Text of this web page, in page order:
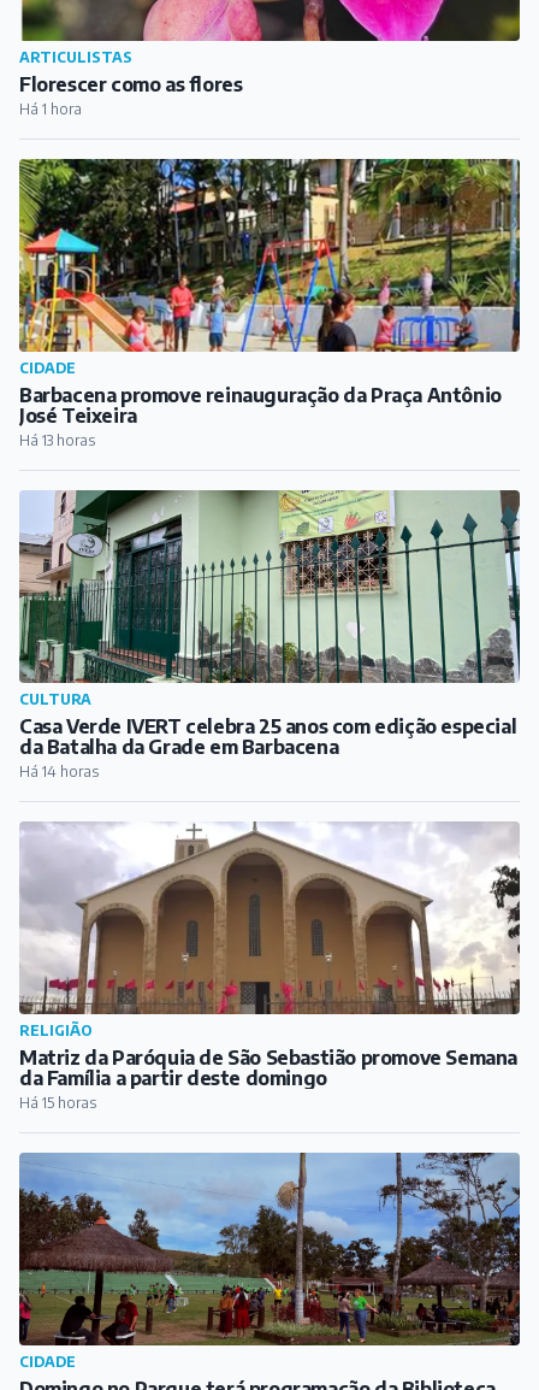
CIDADE
Barbacena promove reinauguração da Praça Antônio
José Teixeira
Há 13 horas
CULTURA
Casa Verde IVERT celebra 25 anos com edição especial
da Batalha da Grade em Barbacena
Há 14 horas
RELIGIÃO
Matriz da Paróquia de São Sebastião promove Semana
da Família a partir deste domingo
Há 15 horas
CIDADE
Domingo no Parque terá programação da Biblioteca
Municipal neste domingo
Há 16 horas